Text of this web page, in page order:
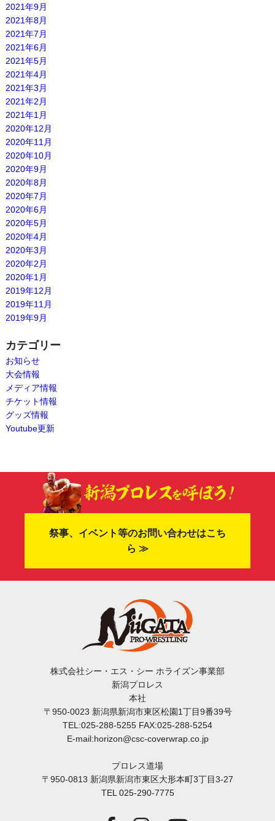
2021年9月
2021年8月
2021年7月
2021年6月
2021年5月
2021年4月
2021年3月
2021年2月
2021年1月
2020年12月
2020年11月
2020年10月
2020年9月
2020年8月
2020年7月
2020年6月
2020年5月
2020年4月
2020年3月
2020年2月
2020年1月
2019年12月
2019年11月
2019年9月
カテゴリー
お知らせ
大会情報
メディア情報
チケット情報
グッズ情報
Youtube更新
祭事、イベント等のお問い合わせはこち
ら ≫
株式会社シー・エス・シー ホライズン事業部
新潟プロレス
本社
〒950-0023 新潟県新潟市東区松園1丁目9番39号
TEL:025-288-5255 FAX:025-288-5254
E-mail:horizon@csc-coverwrap.co.jp
プロレス道場
〒950-0813 新潟県新潟市東区大形本町3丁目3-27
TEL 025-290-7775